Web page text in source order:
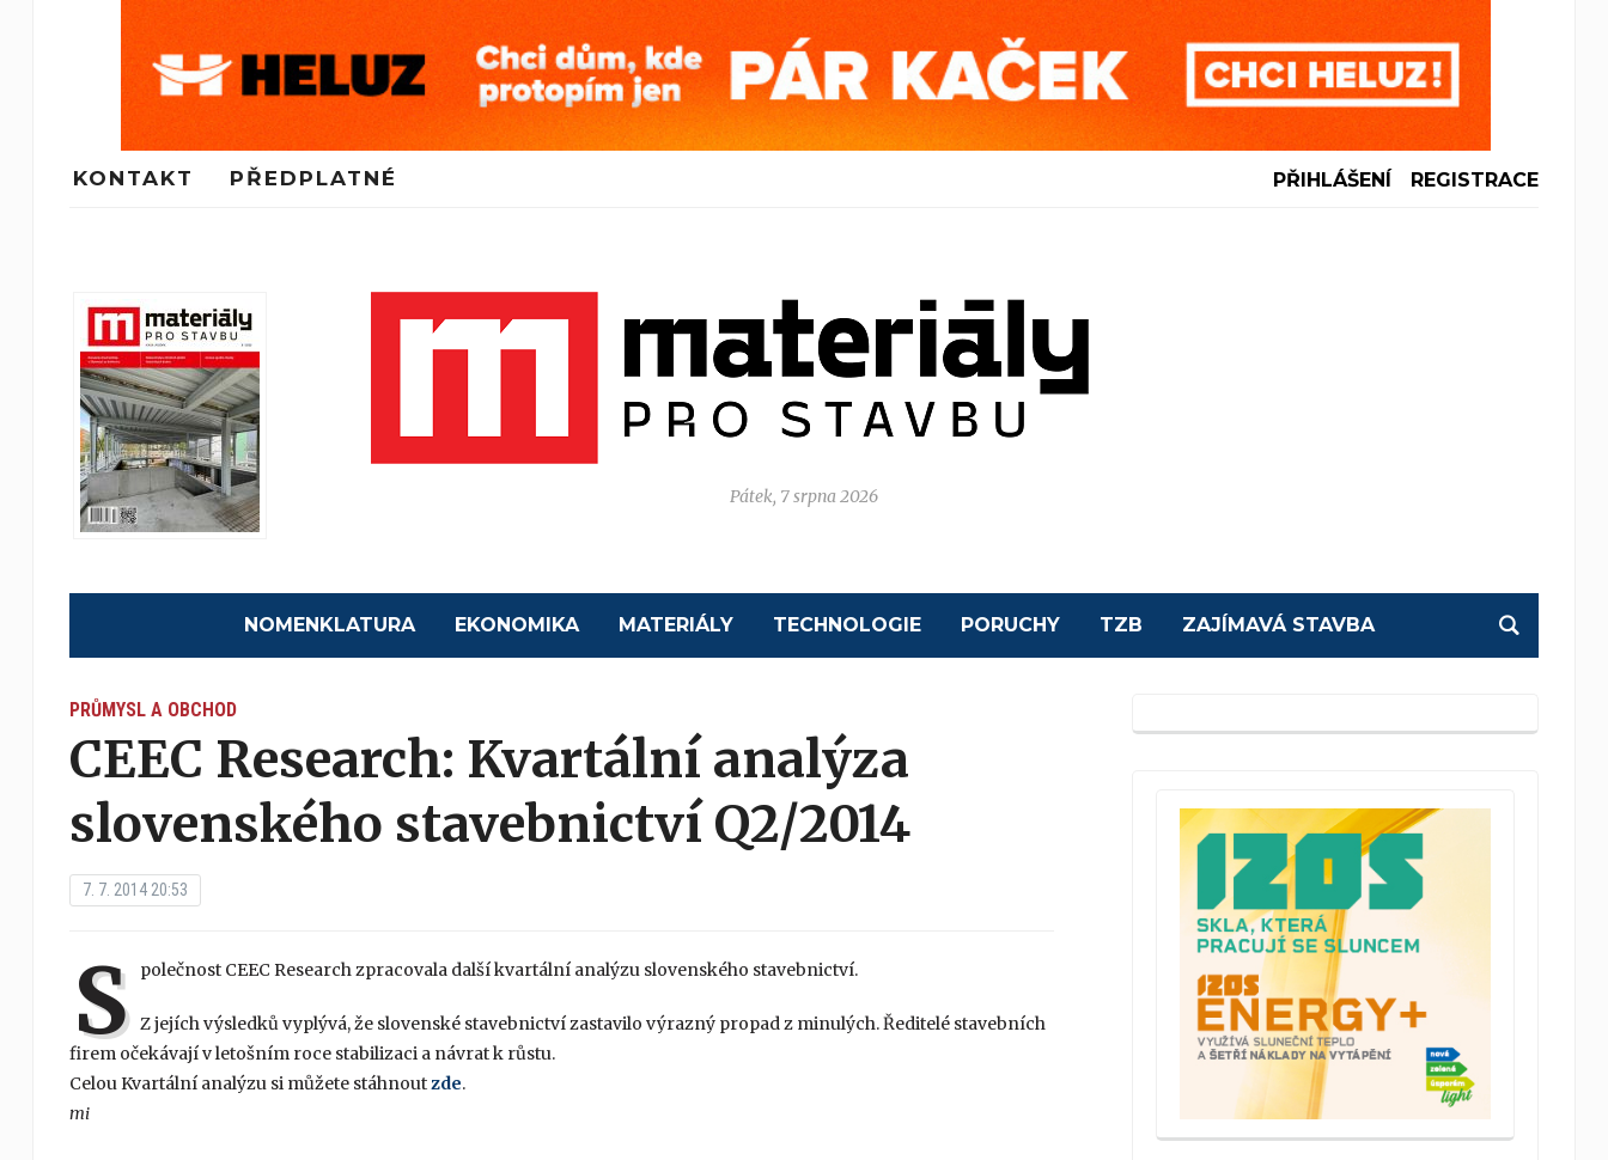
KONTAKT PŘEDPLATNÉ PŘIHLÁŠENÍ REGISTRACE
Pátek, 7 srpna 2026
NOMENKLATURA EKONOMIKA MATERIÁLY TECHNOLOGIE PORUCHY TZB ZAJÍMAVÁ STAVBA
PRŮMYSL A OBCHOD
CEEC Research: Kvartální analýza
slovenského stavebnictví Q2/2014
7. 7. 2014 20:53
S polečnost CEEC Research zpracovala další kvartální analýzu slovenského stavebnictví.
Z jejích výsledků vyplývá, že slovenské stavebnictví zastavilo výrazný propad z minulých. Ředitelé stavebních
firem očekávají v letošním roce stabilizaci a návrat k růstu.
Celou Kvartální analýzu si můžete stáhnoutzde.
mi